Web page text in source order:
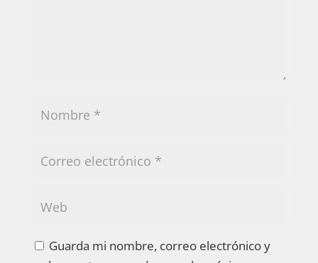
Guarda mi nombre, correo electrónico y